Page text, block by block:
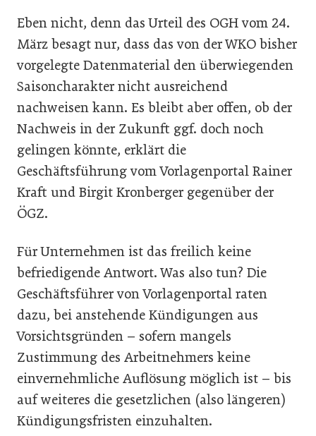
Eben nicht, denn das Urteil des OGH vom 24.
März besagt nur, dass das von der WKO bisher
vorgelegte Datenmaterial den überwiegenden
Saisoncharakter nicht ausreichend
nachweisen kann. Es bleibt aber offen, ob der
Nachweis in der Zukunft ggf. doch noch
gelingen könnte, erklärt die
Geschäftsführung vom Vorlagenportal Rainer
Kraft und Birgit Kronberger gegenüber der
ÖGZ.
Für Unternehmen ist das freilich keine
befriedigende Antwort. Was also tun? Die
Geschäftsführer von Vorlagenportal raten
dazu, bei anstehende Kündigungen aus
Vorsichtsgründen – sofern mangels
Zustimmung des Arbeitnehmers keine
einvernehmliche Auflösung möglich ist – bis
auf weiteres die gesetzlichen (also längeren)
Kündigungsfristen einzuhalten.